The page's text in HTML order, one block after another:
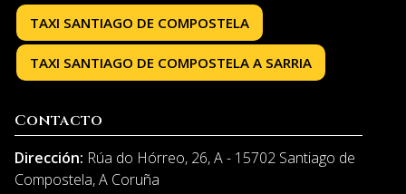
TAXI SANTIAGO DE COMPOSTELA
TAXI SANTIAGO DE COMPOSTELA A SARRIA
Contacto
Dirección: Rúa do Hórreo, 26, A - 15702 Santiago de
Compostela, A Coruña